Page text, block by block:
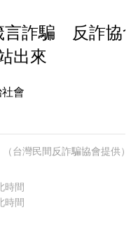
言詐騙 反詐協
出來
會
台灣民間反詐騙協會提供）
時間
時間